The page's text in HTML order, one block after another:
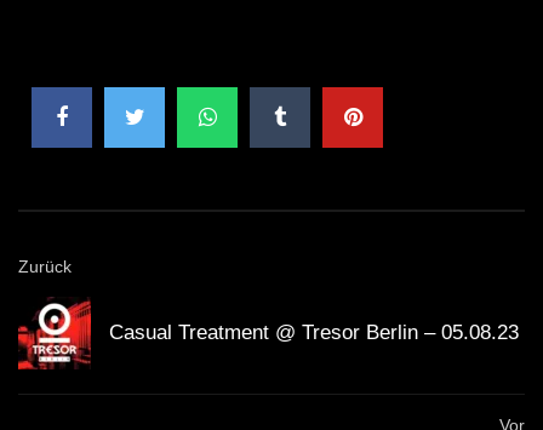
Zurück
Casual Treatment @ Tresor Berlin – 05.08.23
Vor